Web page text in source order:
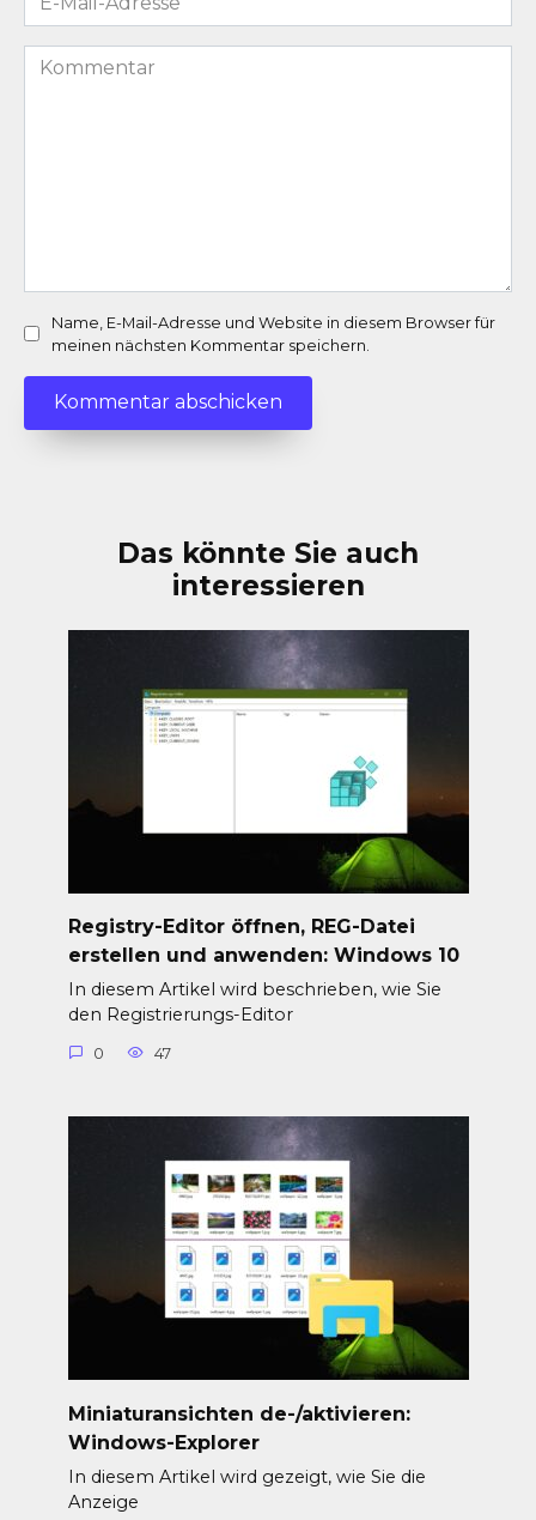
Mail-
Adresse
Kommentar
Name, E-Mail-Adresse und Website in diesem Browser für
meinen nächsten Kommentar speichern.
Das könnte Sie auch
interessieren
Registry-Editor öffnen, REG-Datei
erstellen und anwenden: Windows 10
In diesem Artikel wird beschrieben, wie Sie
den Registrierungs-Editor
0 47
Miniaturansichten de-/aktivieren:
Windows-Explorer
In diesem Artikel wird gezeigt, wie Sie die
Anzeige